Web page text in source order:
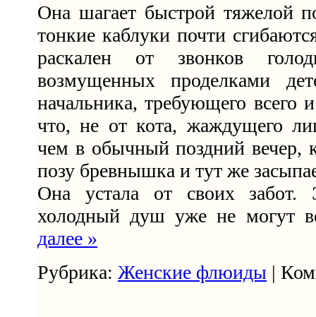
Она шагает быстрой тяжелой
тонкие каблуки почти
раскален от звонков
возмущенных проделками
начальника, требующего всего
что, не от кота, жаждущего
чем в обычный поздний вечер,
позу бревнышка и тут же
Она устала от своих забот.
холодный душ уже не могут
далее »
Рубрика: Женские флюиды |